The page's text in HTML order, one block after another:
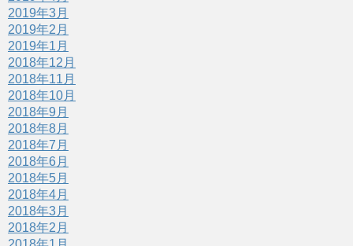
2019年3月
2019年2月
2019年1月
2018年12月
2018年11月
2018年10月
2018年9月
2018年8月
2018年7月
2018年6月
2018年5月
2018年4月
2018年3月
2018年2月